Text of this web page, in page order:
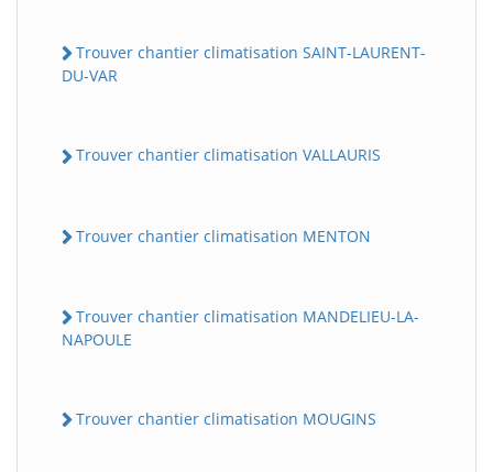
Trouver chantier climatisation SAINT-LAURENT-
DU-VAR
Trouver chantier climatisation VALLAURIS
Trouver chantier climatisation MENTON
Trouver chantier climatisation MANDELIEU-LA-
NAPOULE
Trouver chantier climatisation MOUGINS